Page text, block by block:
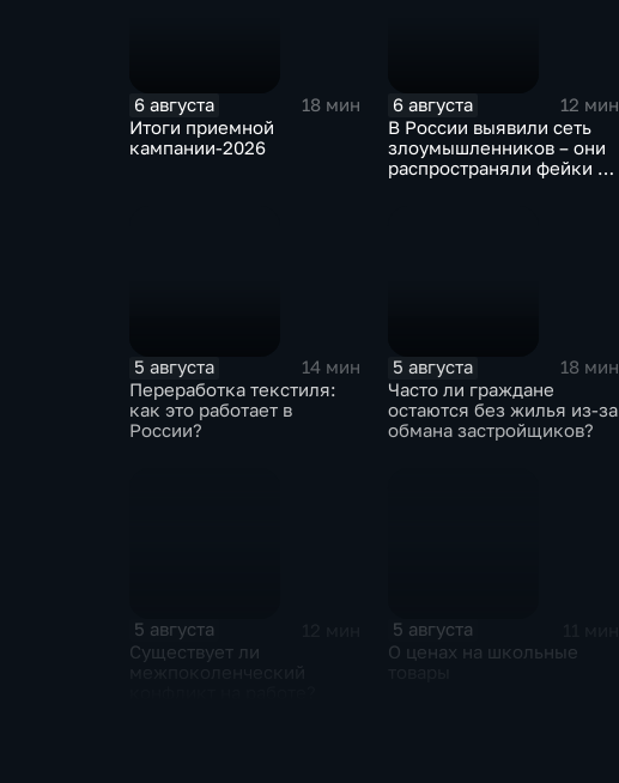
6 августа
18 мин
Итоги приемной
кампании-2026
6 августа
12 мин
В России выявили сеть
злоумышленников – они
распространяли фейки и
5 августа
14 мин
Переработка текстиля:
как это работает в
России?
5 августа
18 мин
Часто ли граждане
остаются без жилья из-за
обмана застройщиков?
5 августа
Существует ли
5 августа
О ценах на школьные